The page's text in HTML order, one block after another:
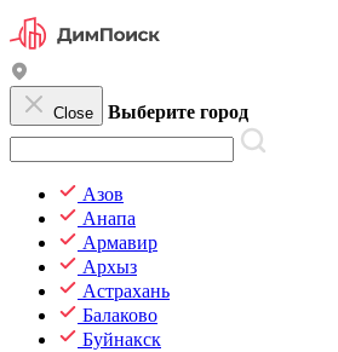
Close Выберите город
Азов
Анапа
Армавир
Архыз
Астрахань
Балаково
Буйнакск